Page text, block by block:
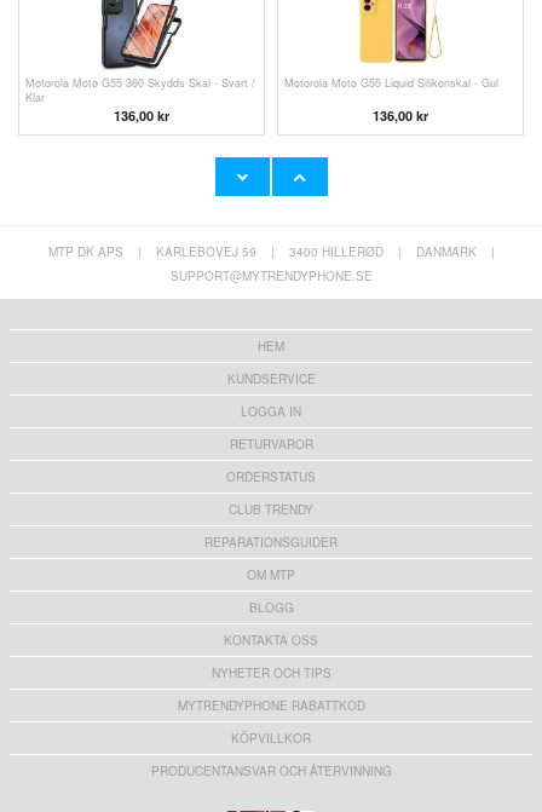
Motorola Moto G55 360 Skydds Skal - Svart /
Klar
136,00 kr
Motorola Moto G55 Liquid Silikonskal - Gul
136,00 kr
Motorola Moto G55 Anti-halk TPU-Skal -
40 st. Runda Dup-skor för stolar/bordsben -
14mm
MTP DK APS | KARLEBOVEJ 59 | 3400 HILLERØD | DANMARK
|
SUPPORT@MYTRENDYPHONE.SE
HEM
KUNDSERVICE
LOGGA IN
RETURVAROR
ORDERSTATUS
CLUB TRENDY
REPARATIONSGUIDER
OM MTP
BLOGG
KONTAKTA OSS
NYHETER OCH TIPS
MYTRENDYPHONE RABATTKOD
KÖPVILLKOR
PRODUCENTANSVAR OCH ÅTERVINNING